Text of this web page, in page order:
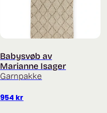
Babysvøb av
Marianne Isager
Garnpakke
954 kr